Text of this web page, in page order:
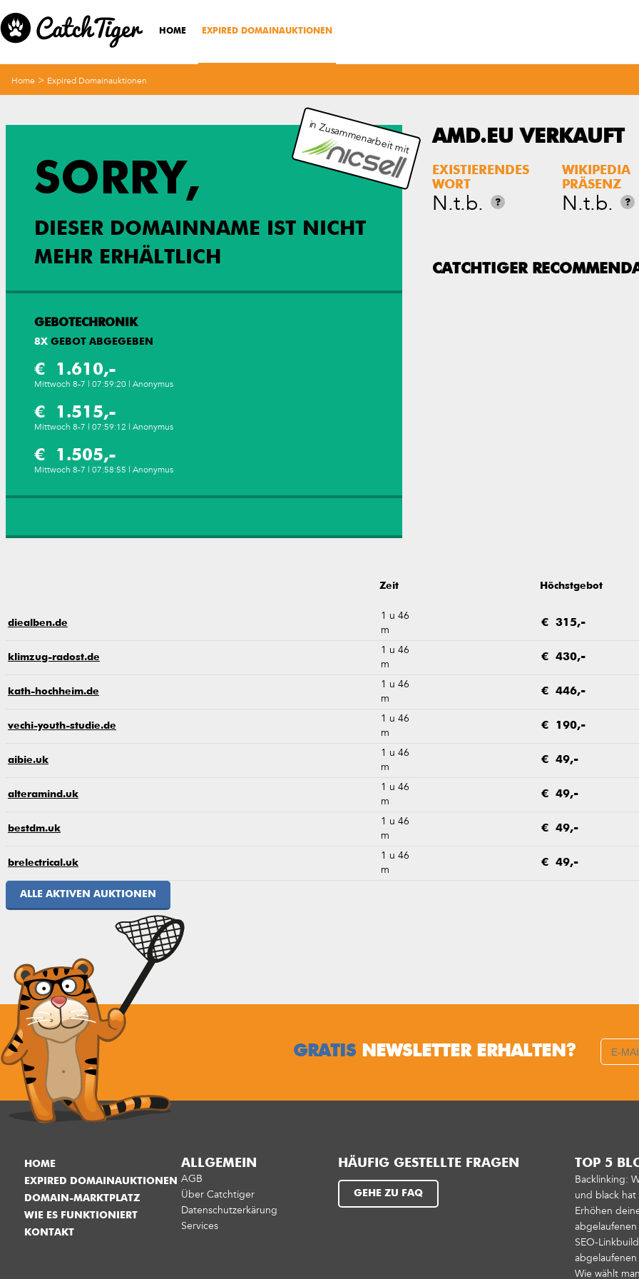
HOME EXPIRED DOMAINAUKTIONEN
Home > Expired Domainauktionen
SORRY,
DIESER DOMAINNAME IST NICHT
MEHR ERHÄLTLICH
GEBOTECHRONIK
8X GEBOT ABGEGEBEN
€ 1.610,-
Mittwoch 8-7 | 07:59:20 | Anonymus
€ 1.515,-
Mittwoch 8-7 | 07:59:12 | Anonymus
€ 1.505,-
Mittwoch 8-7 | 07:58:55 | Anonymus
in Zusammenarbeit mit AMD.EU VERKAUFT
EXISTIERENDES
WORT
N.t.b. ?
WIKIPEDIA
PRÄSENZ
N.t.b. ?
CATCHTIGER
Zeit Höchstgebot
diealben.de
1 u 46
m
€ 315,-
klimzug-radost.de
1 u 46
m
€ 430,-
kath-hochheim.de
1 u 46
m
€ 446,-
vechi-youth-studie.de
1 u 46
m
€ 190,-
aibie.uk
1 u 46
m
€ 49,-
alteramind.uk
1 u 46
m
€ 49,-
bestdm.uk
1 u 46
m
€ 49,-
brelectrical.uk
1 u 46
m
€ 49,-
ALLE AKTIVEN AUKTIONEN
GRATIS NEWSLETTER ERHALTEN?
HOME
EXPIRED DOMAINAUKTIONEN
DOMAIN-MARKTPLATZ
WIE ES FUNKTIONIERT
KONTAKT
ALLGEMEIN
AGB
Über Catchtiger
Datenschutzerkärung
Services
HÄUFIG GESTELLTE FRAGEN
GEHE ZU FAQ
TOP 5
Backlinking:
und black
Erhöhen
abgelaufenen
SEO-
abgelaufenen
Wie wählt